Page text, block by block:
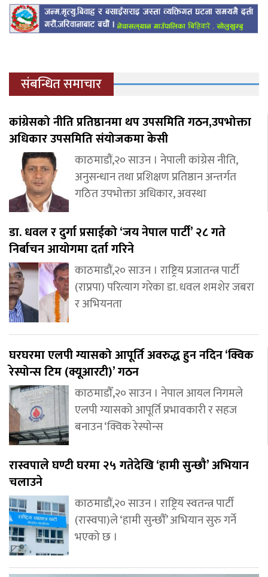
संबन्धित समाचार
कांग्रेसको नीति प्रतिष्ठानमा थप उपसमिति गठन,उपभोक्ता
अधिकार उपसमिति संयोजकमा केसी
काठमाडौं,२० साउन । नेपाली कांग्रेस नीति,
अनुसन्धान तथा प्रशिक्षण प्रतिष्ठान अन्तर्गत
गठित उपभोक्ता अधिकार, अवस्था
डा. धवल र दुर्गा प्रसाईको ‘जय नेपाल पार्टी’ २८ गते
निर्बाचन आयोगमा दर्ता गरिने
काठमाडौं,२० साउन । राष्ट्रिय प्रजातन्त्र पार्टी
(राप्रपा) परित्याग गरेका डा. धवल शमशेर जबरा
र अभियनता
घरघरमा एलपी ग्यासको आपूर्ति अवरुद्ध हुन नदिन ‘क्विक
रेस्पोन्स टिम (क्यूआरटी)’ गठन
काठमाडौँ,२० साउन । नेपाल आयल निगमले
एलपी ग्यासको आपूर्ति प्रभावकारी र सहज
बनाउन ‘क्विक रेस्पोन्स
रास्वपाले घण्टी घरमा २५ गतेदेखि ‘हामी सुन्छौ’ अभियान
चलाउने
काठमाडौं,२० साउन । राष्ट्रिय स्वतन्त्र पार्टी
(रास्वपा)ले ‘हामी सुन्छौँ’ अभियान सुरु गर्ने
भएको छ ।